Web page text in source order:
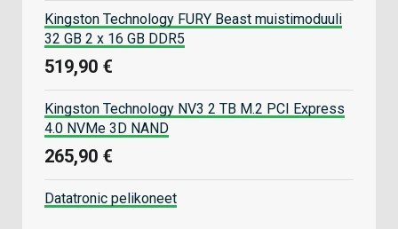
Kingston Technology FURY Beast muistimoduuli
32 GB 2 x 16 GB DDR5
519,90 €
Kingston Technology NV3 2 TB M.2 PCI Express
4.0 NVMe 3D NAND
265,90 €
Datatronic pelikoneet